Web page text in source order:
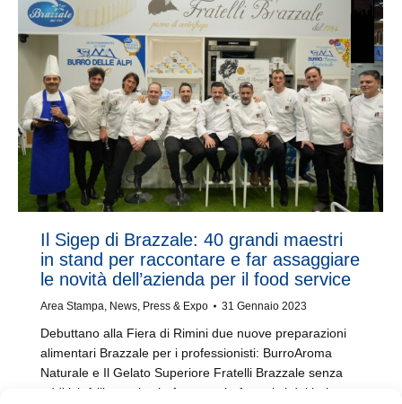
Il Sigep di Brazzale: 40 grandi maestri
in stand per raccontare e far assaggiare
le novità dell’azienda per il food service
Area Stampa, News, Press & Expo 31 Gennaio 2023
Debuttano alla Fiera di Rimini due nuove preparazioni
alimentari Brazzale per i professionisti: BurroAroma
Naturale e Il Gelato Superiore Fratelli Brazzale senza
additivi. A illustrarle chef, pastrychef e artisti del bakery